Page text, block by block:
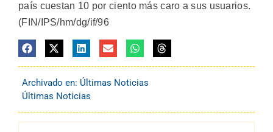
país cuestan 10 por ciento más caro a sus usuarios.
(FIN/IPS/hm/dg/if/96
Archivado en: Últimas Noticias
Últimas Noticias